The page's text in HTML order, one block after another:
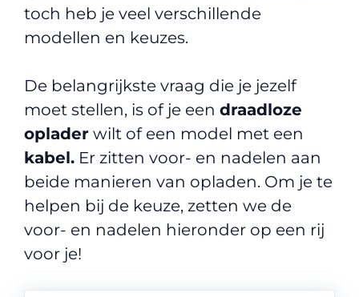
toch heb je veel verschillende
modellen en keuzes.
De belangrijkste vraag die je jezelf
moet stellen, is of je een draadloze
oplader wilt of een model met een
kabel. Er zitten voor- en nadelen aan
beide manieren van opladen. Om je te
helpen bij de keuze, zetten we de
voor- en nadelen hieronder op een rij
voor je!